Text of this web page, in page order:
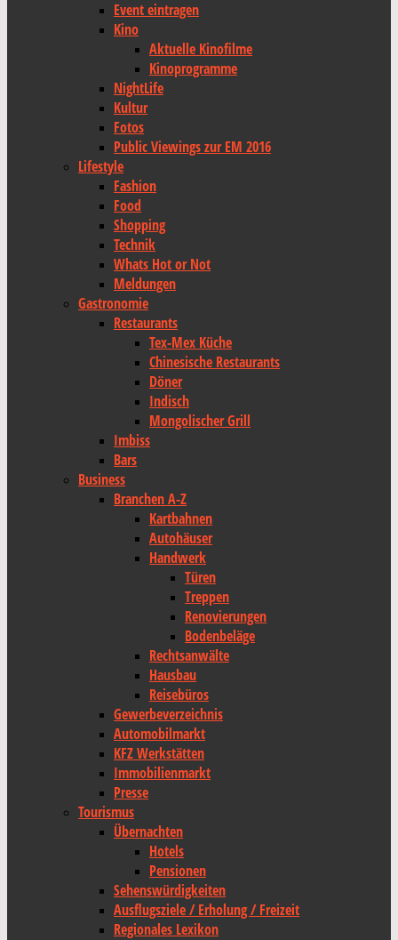
Event eintragen
Kino
Aktuelle Kinofilme
Kinoprogramme
NightLife
Kultur
Fotos
Public Viewings zur EM 2016
Lifestyle
Fashion
Food
Shopping
Technik
Whats Hot or Not
Meldungen
Gastronomie
Restaurants
Tex-Mex Küche
Chinesische Restaurants
Döner
Indisch
Mongolischer Grill
Imbiss
Bars
Business
Branchen A-Z
Kartbahnen
Autohäuser
Handwerk
Türen
Treppen
Renovierungen
Bodenbeläge
Rechtsanwälte
Hausbau
Reisebüros
Gewerbeverzeichnis
Automobilmarkt
KFZ Werkstätten
Immobilienmarkt
Presse
Tourismus
Übernachten
Hotels
Pensionen
Sehenswürdigkeiten
Ausflugsziele / Erholung / Freizeit
Regionales Lexikon